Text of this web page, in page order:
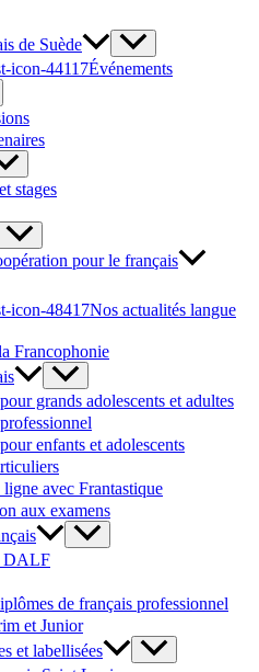
de Suède
Événements
stages
pour le français
Nos actualités langue
Francophonie
grands adolescents et adultes
enfants et adolescents
avec Frantastique
aux examens
DALF
de français professionnel
et Junior
et labellisées